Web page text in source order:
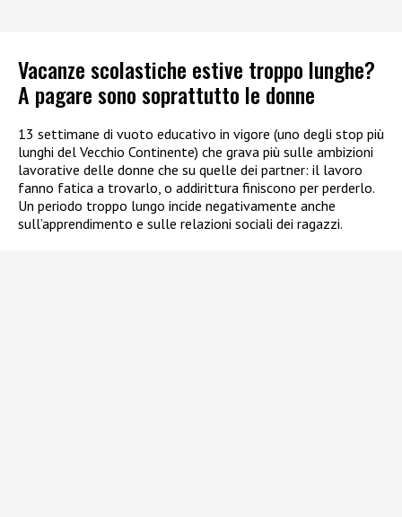
Vacanze scolastiche estive troppo lunghe?
A pagare sono soprattutto le donne
13 settimane di vuoto educativo in vigore (uno degli stop più
lunghi del Vecchio Continente) che grava più sulle ambizioni
lavorative delle donne che su quelle dei partner: il lavoro
fanno fatica a trovarlo, o addirittura finiscono per perderlo.
Un periodo troppo lungo incide negativamente anche
sull’apprendimento e sulle relazioni sociali dei ragazzi.